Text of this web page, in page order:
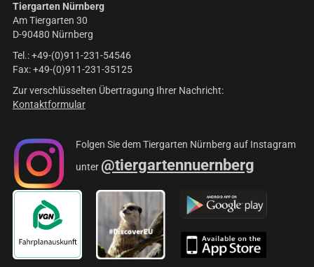
Tiergarten Nürnberg
Am Tiergarten 30
D-90480 Nürnberg
Tel.: +49-(0)911-231-54546
Fax: +49-(0)911-231-35125
Zur verschlüsselten Übertragung Ihrer Nachricht:
Kontaktformular
Folgen Sie dem Tiergarten Nürnberg auf Instagram
unter @tiergartennuernberg